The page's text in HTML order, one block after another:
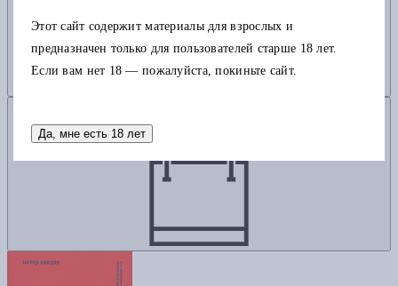
Этот сайт содержит материалы для взрослых и
предназначен только для пользователей старше 18 лет.
Если вам нет 18 — пожалуйста, покиньте сайт.
Да, мне есть 18 лет